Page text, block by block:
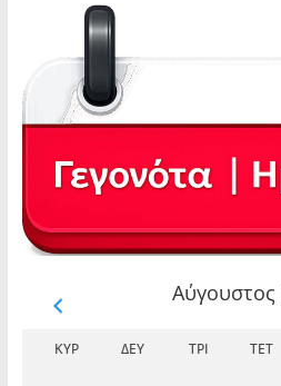
Αύγουστος
ΚΥΡ ΔΕΥ ΤΡΊ ΤΕΤ